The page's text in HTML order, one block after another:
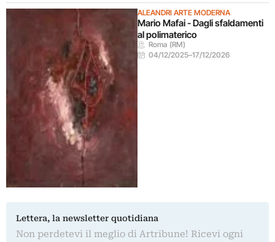
ALEANDRI ARTE MODERNA
Mario Mafai - Dagli sfaldamenti
al polimaterico
Roma (RM)
04/12/2025–17/12/2026
Lettera, la newsletter quotidiana
Non perdetevi il meglio di Artribune! Ricevi ogni